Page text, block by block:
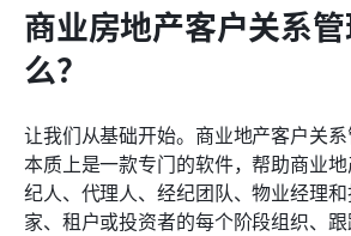
商业房地产客户关系
么？
让我们从基础开始。商业地产客户关系
本质上是一款专门的软件，帮助商业
纪人、代理人、经纪团队、物业经理
家、租户或投资者的每个阶段组织、跟